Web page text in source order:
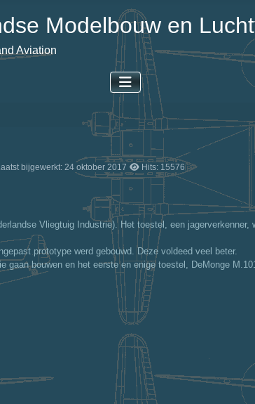
Modelbouw en
Aviation
bijgewerkt: 24 oktober 2017 Hits: 15576
Vliegtuig Industrie). Het toestel, een jagerverkenner,
prototype werd gebouwd. Deze voldeed veel beter.
bouwen en het eerste en enige toestel, DeMonge